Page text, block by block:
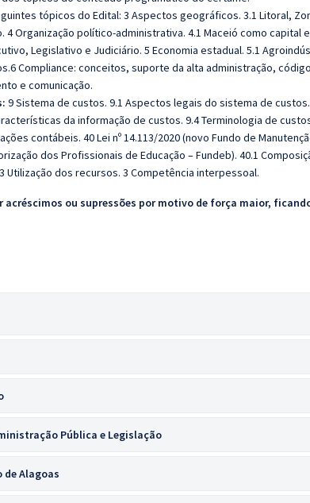
tópicos do Edital: 3 Aspectos geográficos. 3.1 Litoral,
4 Organização político-administrativa. 4.1 Maceió como capital
Legislativo e Judiciário. 5 Economia estadual. 5.1
Compliance: conceitos, suporte da alta administração,
e comunicação.
9 Sistema de custos. 9.1 Aspectos legais do sistema de
da informação de custos. 9.4 Terminologia de custos.
contábeis. 40 Lei nº 14.113/2020 (novo Fundo de
dos Profissionais de Educação – Fundeb). 40.1
Utilização dos recursos. 3 Competência interpessoal.
acréscimos ou supressões por motivo de força maior,
Pública e Legislação
de Alagoas